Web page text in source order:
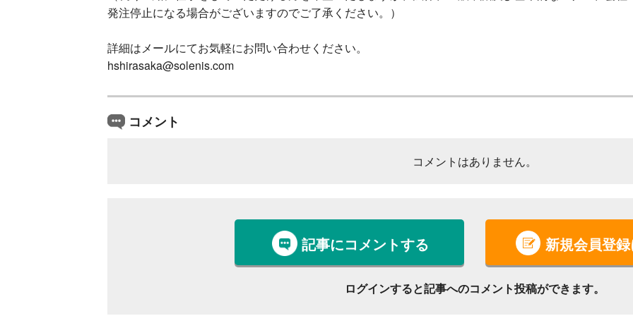
発注停止になる場合がございますのでご了承ください。）
詳細はメールにてお気軽にお問い合わせください。
hshirasaka@solenis.com
コメント
コメントはありません。
記事にコメントする 新規会員登
ログインすると記事へのコメント投稿ができます。